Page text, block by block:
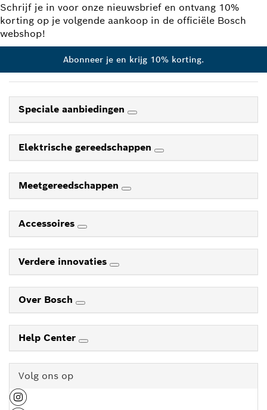
Schrijf je in voor onze nieuwsbrief en ontvang 10%
korting op je volgende aankoop in de officiële Bosch
webshop!
Abonneer je en krijg 10% korting.
Speciale aanbiedingen
Elektrische gereedschappen
Meetgereedschappen
Accessoires
Verdere innovaties
Over Bosch
Help Center
Volg ons op